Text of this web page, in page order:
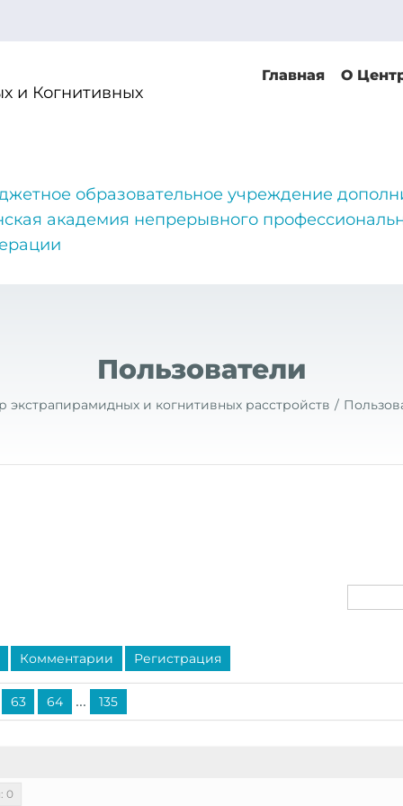
и Когнитивных
Главная О
образовательное учреждение
академия непрерывного
Пользователи
экстрапирамидных и когнитивных расстройств
Комментарии Регистрация
63 64 ... 135
0